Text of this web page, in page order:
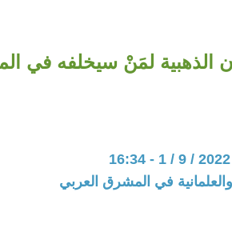
الذهبية لمَنْ سيخلفه في
في المشرق العربي